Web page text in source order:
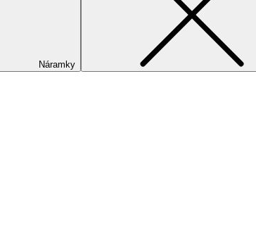
Náramky